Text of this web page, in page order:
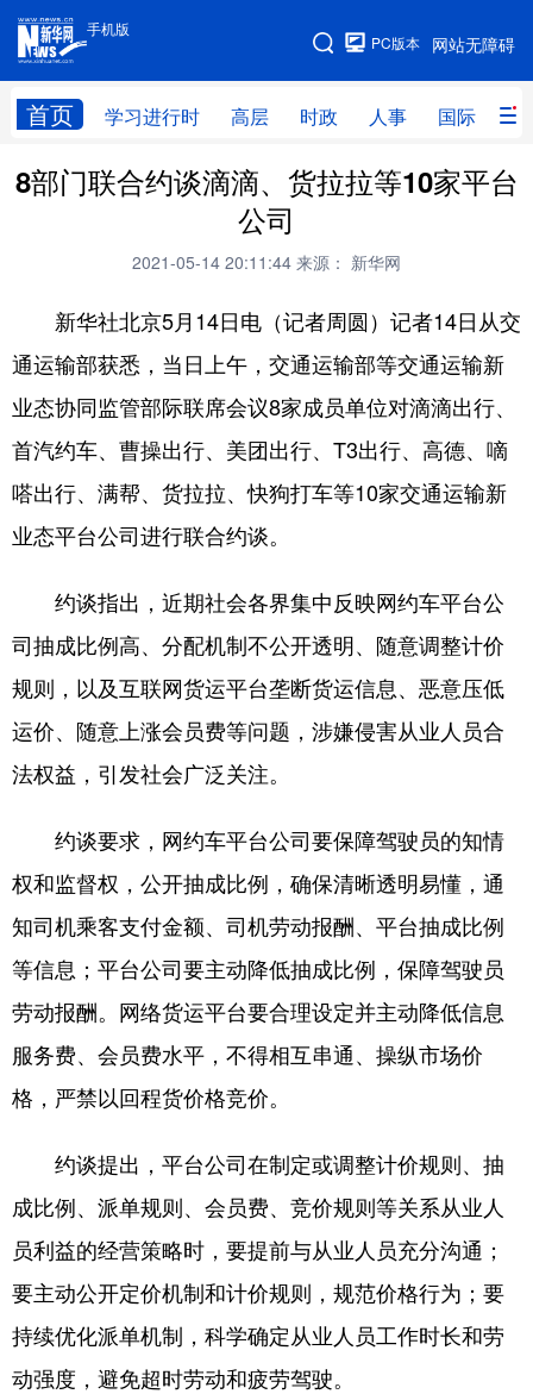
手机版
网站无障碍
PC版本
首页 学习进行时 高层 时政 人事 国际 财
手机版
网站地图
学习进行时 高层 时政 人事
全球连线
科技 科创 量子 体育
文化 书画 健康 军事
法律 中央文件 金融 汽车
食品 人居
彩票 娱乐 时尚 悦读
公益 一带一路 亚太网 上市公司
文化产业
地方频道
北京 天津 河北 山西
辽宁 吉林 上海 江苏
浙江 安徽 福建 江西
山东 河南 湖北 湖南
四川 贵州 云南 西藏
陕西 甘肃 青海 宁夏
多语种频道
8部门联合约谈滴滴、货拉拉等10家平台
公司
2021-05-14 20:11:44 来源： 新华网
新华社北京5月14日电（记者周圆）记者14日从交
通运输部获悉，当日上午，交通运输部等交通运输新
业态协同监管部际联席会议8家成员单位对滴滴出行、
首汽约车、曹操出行、美团出行、T3出行、高德、嘀
嗒出行、满帮、货拉拉、快狗打车等10家交通运输新
业态平台公司进行联合约谈。
约谈指出，近期社会各界集中反映网约车平台公
司抽成比例高、分配机制不公开透明、随意调整计价
规则，以及互联网货运平台垄断货运信息、恶意压低
运价、随意上涨会员费等问题，涉嫌侵害从业人员合
法权益，引发社会广泛关注。
约谈要求，网约车平台公司要保障驾驶员的知情
权和监督权，公开抽成比例，确保清晰透明易懂，通
知司机乘客支付金额、司机劳动报酬、平台抽成比例
等信息；平台公司要主动降低抽成比例，保障驾驶员
劳动报酬。网络货运平台要合理设定并主动降低信息
服务费、会员费水平，不得相互串通、操纵市场价
格，严禁以回程货价格竞价。
约谈提出，平台公司在制定或调整计价规则、抽
成比例、派单规则、会员费、竞价规则等关系从业人
员利益的经营策略时，要提前与从业人员充分沟通；
要主动公开定价机制和计价规则，规范价格行为；要
持续优化派单机制，科学确定从业人员工作时长和劳
动强度，避免超时劳动和疲劳驾驶。